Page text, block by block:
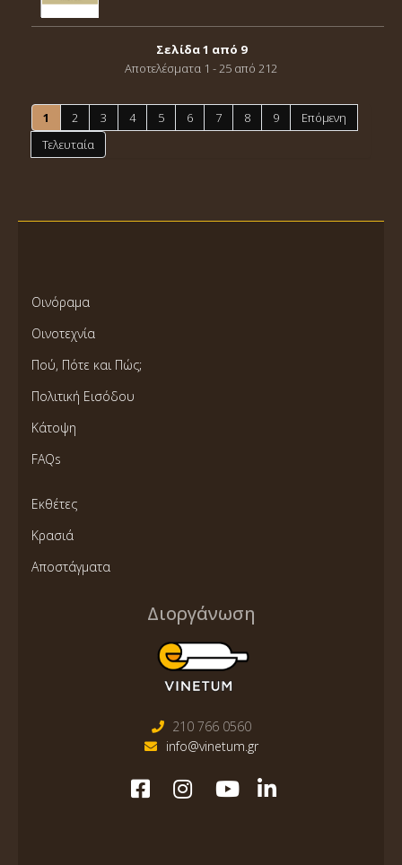
Σελίδα 1 από 9
Αποτελέσματα 1 - 25 από 212
1 2 3 4 5 6 7 8 9
Επόμενη
Τελευταία
Οινόραμα
Οινοτεχνία
Πού, Πότε και Πώς;
Πολιτική Εισόδου
Κάτοψη
FAQs
Εκθέτες
Κρασιά
Αποστάγματα
Διοργάνωση
210 766 0560
info@vinetum.gr